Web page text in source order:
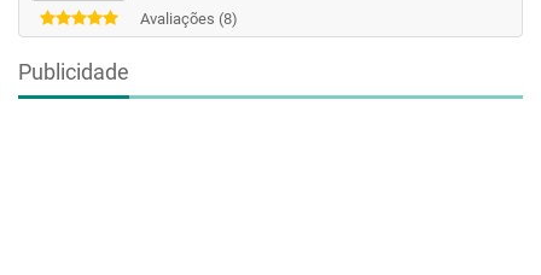
Avaliações (8)
Publicidade